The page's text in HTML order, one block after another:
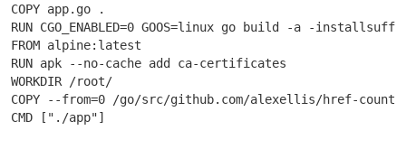
COPY app.go .
RUN CGO_ENABLED=0 GOOS=linux go build -a -
FROM alpine:latest
RUN apk --no-cache add ca-certificates
WORKDIR /root/
COPY --from=0 /go/src/github.com/alexellis/href-
CMD ["./app"]